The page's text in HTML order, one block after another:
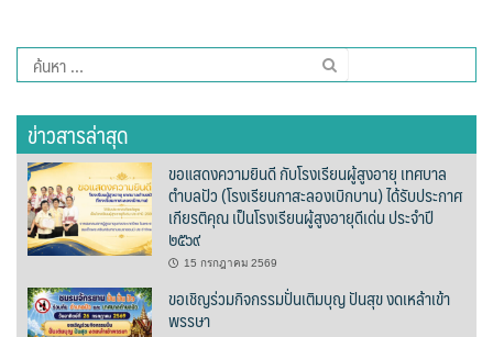
C View Home
Deply
Go Hight ‘O Village
HOMU Villa
Montha Residence
Shanti – Retreat
ค้นหา
สำหรับ:
ข่าวสารล่าสุด
ขอแสดงความยินดี กับโรงเรียนผู้สูงอายุ เทศบาล
ตำบลปัว (โรงเรียนกาสะลองเบิกบาน) ได้รับประกาศ
เกียรติคุณ เป็นโรงเรียนผู้สูงอายุดีเด่น ประจำปี
๒๕๖๙
15 กรกฎาคม 2569
ขอเชิญร่วมกิจกรรมปั่นเติมบุญ ปันสุข งดเหล้าเข้า
พรรษา